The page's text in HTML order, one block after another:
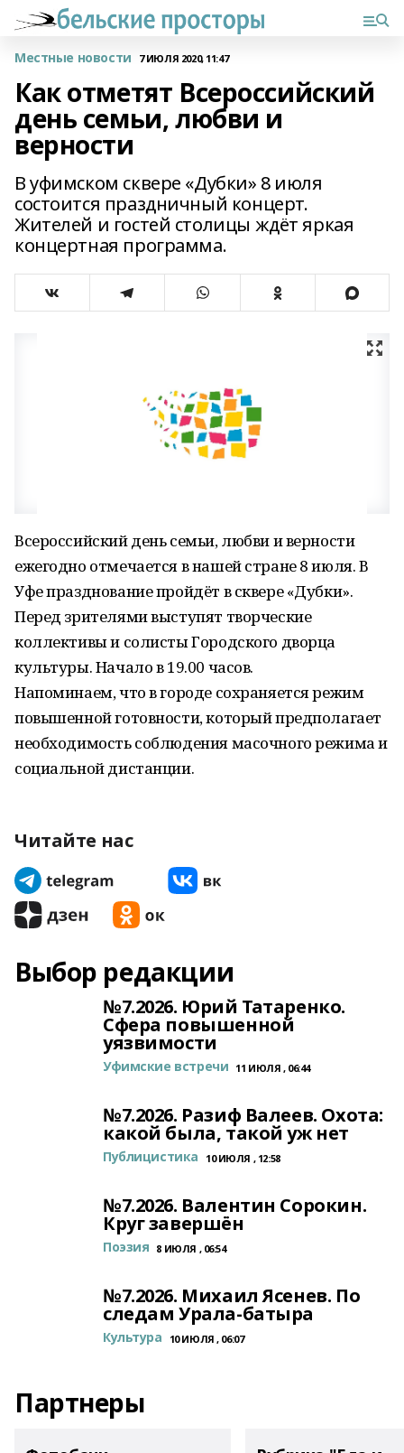
Местные новости 7 ИЮЛЯ 2020, 11:47
Как отметят Всероссийский
день семьи, любви и
верности
В уфимском сквере «Дубки» 8 июля
состоится праздничный концерт.
Жителей и гостей столицы ждёт яркая
концертная программа.
Всероссийский день семьи, любви и верности
ежегодно отмечается в нашей стране 8 июля. В
Уфе празднование пройдёт в сквере «Дубки».
Перед зрителями выступят творческие
коллективы и солисты Городского дворца
культуры. Начало в 19.00 часов.
Напоминаем, что в городе сохраняется режим
повышенной готовности, который предполагает
необходимость соблюдения масочного режима и
социальной дистанции.
Читайте нас
Выбор редакции
№7.2026. Юрий Татаренко.
Сфера повышенной
уязвимости
Уфимские встречи 11 ИЮЛЯ , 06:44
№7.2026. Разиф Валеев. Охота:
какой была, такой уж нет
Публицистика 10 ИЮЛЯ , 12:58
№7.2026. Валентин Сорокин.
Круг завершён
Поэзия 8 ИЮЛЯ , 06:54
№7.2026. Михаил Ясенев. По
следам Урала-батыра
Культура 10 ИЮЛЯ , 06:07
Партнеры